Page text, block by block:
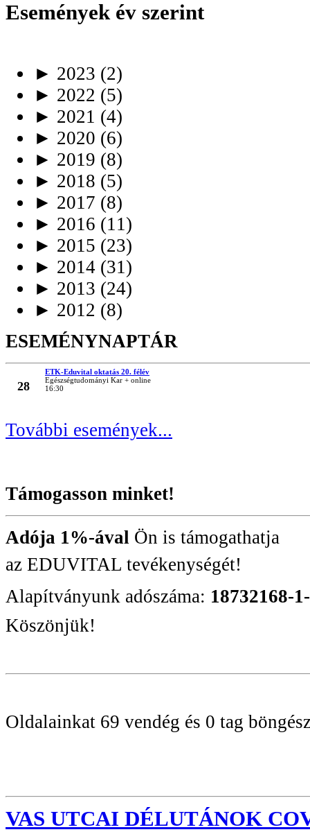
Események év szerint
► 2023 (2)
► 2022 (5)
► 2021 (4)
► 2020 (6)
► 2019 (8)
► 2018 (5)
► 2017 (8)
► 2016 (11)
► 2015 (23)
► 2014 (31)
► 2013 (24)
► 2012 (8)
ESEMÉNYNAPTÁR
28
ETK-Eduvital oktatás 20. félév
Egészségtudományi Kar + online
16:30
További események...
Támogasson minket!
Adója 1%-ával Ön is támogathatja
az EDUVITAL tevékenységét!
Alapítványunk adószáma: 18732168-
Köszönjük!
Oldalainkat 69 vendég és 0 tag
VAS UTCAI DÉLUTÁNOK